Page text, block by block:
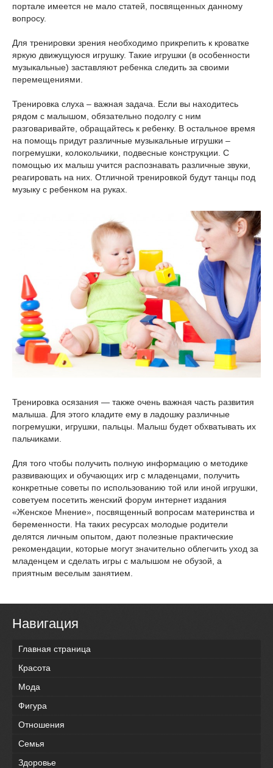
портале имеется не мало статей, посвященных данному
вопросу.
Для тренировки зрения необходимо прикрепить к кроватке
яркую движущуюся игрушку. Такие игрушки (в особенности
музыкальные) заставляют ребенка следить за своими
перемещениями.
Тренировка слуха – важная задача. Если вы находитесь
рядом с малышом, обязательно подолгу с ним
разговаривайте, обращайтесь к ребенку. В остальное время
на помощь придут различные музыкальные игрушки –
погремушки, колокольчики, подвесные конструкции. С
помощью их малыш учится распознавать различные звуки,
реагировать на них. Отличной тренировкой будут танцы под
музыку с ребенком на руках.
Тренировка осязания — также очень важная часть развития
малыша. Для этого кладите ему в ладошку различные
погремушки, игрушки, пальцы. Малыш будет обхватывать их
пальчиками.
Для того чтобы получить полную информацию о методике
развивающих и обучающих игр с младенцами, получить
конкретные советы по использованию той или иной игрушки,
советуем посетить женский форум интернет издания
«Женское Мнение», посвященный вопросам материнства и
беременности. На таких ресурсах молодые родители
делятся личным опытом, дают полезные практические
рекомендации, которые могут значительно облегчить уход за
младенцем и сделать игры с малышом не обузой, а
приятным веселым занятием.
Навигация
Главная страница
Красота
Мода
Фигура
Отношения
Семья
Здоровье